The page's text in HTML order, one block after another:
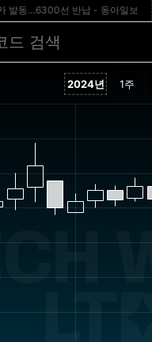
…6300선 반납 - 동아일보 [